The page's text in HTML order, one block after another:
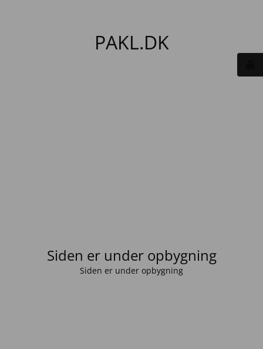
PAKL.DK
Siden er under opbygning
Siden er under opbygning